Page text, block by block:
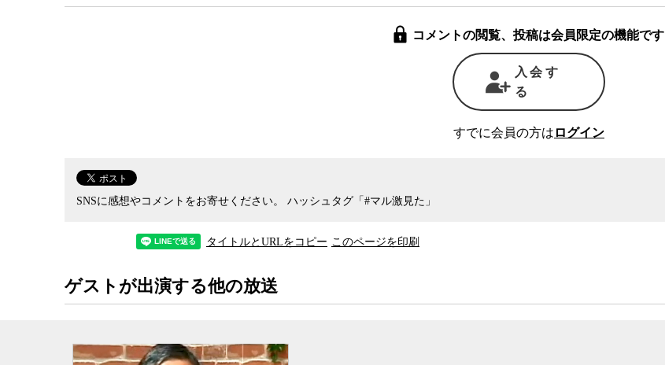
コメントの閲覧、投稿は会員限定の機能です
入会す
る
すでに会員の方は ログイン
SNSに感想やコメントをお寄せください。 ハッシュタグ「#マル激見た」
タイトルとURLをコピー このページを印刷
ゲストが出演する他の放送